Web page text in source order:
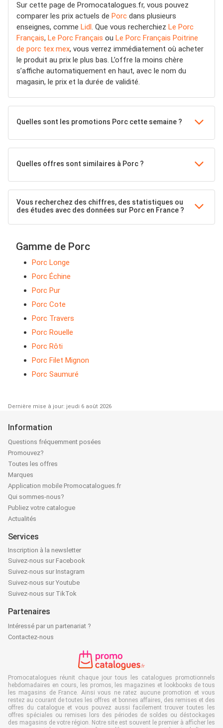
Sur cette page de Promocatalogues.fr, vous pouvez
comparer les prix actuels de Porc dans plusieurs
enseignes, comme Lidl. Que vous recherchiez Le Porc
Français, Le Porc Français ou Le Porc Français Poitrine
de porc tex mex, vous verrez immédiatement où acheter
le produit au prix le plus bas. L’offre la moins chère
s’affiche automatiquement en haut, avec le nom du
magasin, le prix et la durée de validité.
Quelles sont les promotions Porc cette semaine ?
Quelles offres sont similaires à Porc ?
Vous recherchez des chiffres, des statistiques ou
des études avec des données sur Porc en France ?
Gamme de Porc
Porc Longe
Porc Échine
Porc Pur
Porc Cote
Porc Travers
Porc Rouelle
Porc Rôti
Porc Filet Mignon
Porc Saumuré
Dernière mise à jour: jeudi 6 août 2026
Information
Questions fréquemment posées
Promouvez?
Toutes les offres
Marques
Application mobile Promocatalogues.fr
Qui sommes-nous?
Publiez votre catalogue
Actualités
Services
Inscription à la newsletter
Suivez-nous sur Facebook
Suivez-nous sur Instagram
Suivez-nous sur Youtube
Suivez-nous sur TikTok
Partenaires
Intéressé par un partenariat ?
Contactez-nous
Promocatalogues réunit chaque jour tous les catalogues promotionnels
hebdomadaires en cours, les promos, les magazines et lookbooks de tous
les magasins de France. Ainsi vous ne ratez aucune promotion et vous
restez au courant de toutes les offres et bonnes affaires, des remises et des
offres du catalogue et vous pouvez aussi facilement trouver toutes les
offres spéciales ou remises lors des périodes de soldes ou déstockages
des magasins de votre région. Notre site est souvent le premier à afficher les